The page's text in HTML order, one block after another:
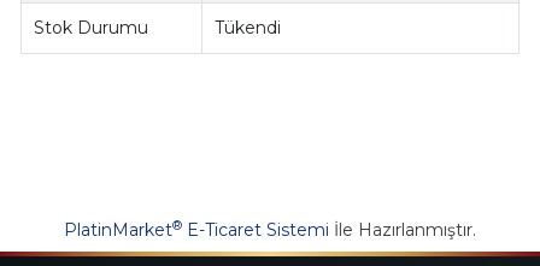
Stok Durumu Tükendi
PlatinMarket® E-Ticaret Sistemi İle Hazırlanmıştır.